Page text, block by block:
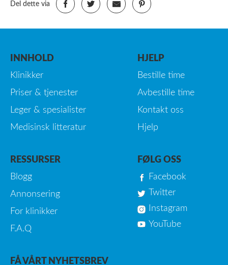
Del dette via
INNHOLD
Klinikker
Priser & tjenester
Leger & spesialister
Medisinsk litteratur
HJELP
Bestille time
Avbestille time
Kontakt oss
Hjelp
RESSURSER
Blogg
Annonsering
For klinikker
F.A.Q
FØLG OSS
Facebook
Twitter
Instagram
YouTube
FÅ VÅRT NYHETSBREV